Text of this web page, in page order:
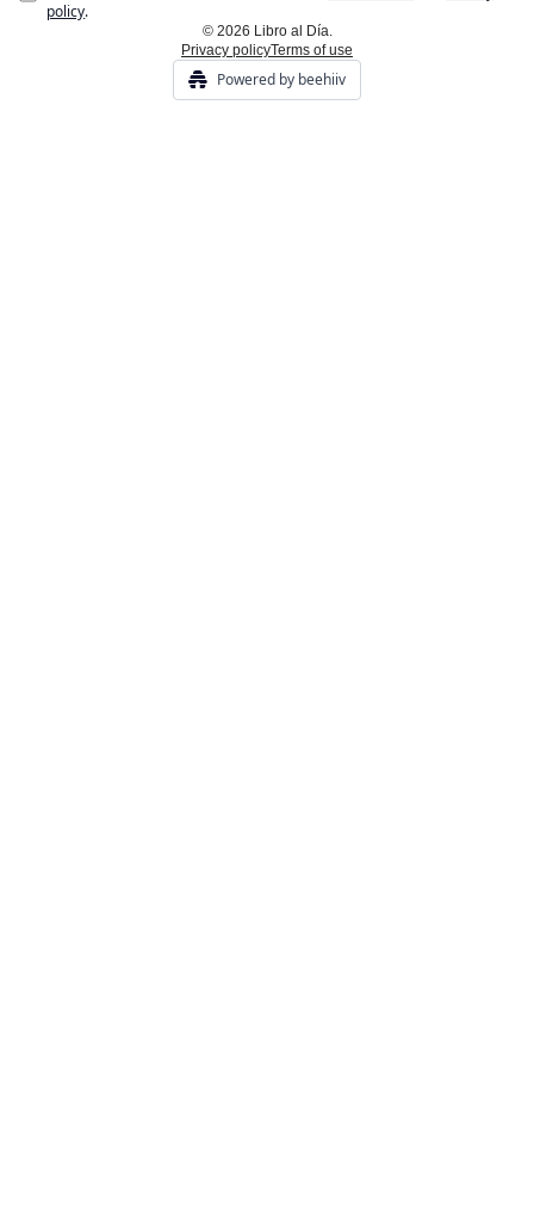
policy.
© 2026 Libro al Día.
Privacy policyTerms of use
Powered by beehiiv